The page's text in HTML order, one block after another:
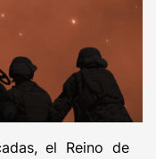
el Reino de